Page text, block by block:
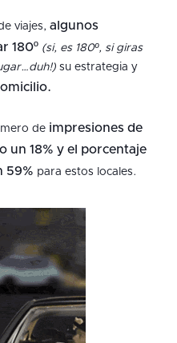
viajes, algunos
180º (si, es 180º, si giras
su estrategia y
deimpresiones de
un 18% y el porcentaje
59% para estos locales.